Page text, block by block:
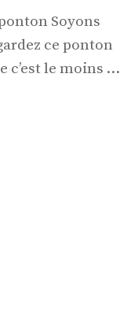
Soyons
ce ponton
c’est le moins …